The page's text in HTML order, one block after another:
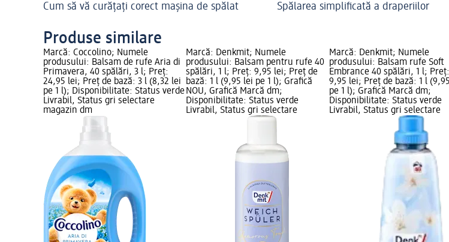
Cum să vă curățați corect mașina de spălat Spălarea simplificată a draperiilor
Produse similare
Marcă: Coccolino; Numele
produsului: Balsam de rufe Aria di
Primavera, 40 spălări, 3 l; Preț:
24,95 lei; Preț de bază: 3 l (8,32 lei
pe 1 l); Disponibilitate: Status verde
Livrabil, Status gri selectare
magazin dm
Marcă: Denkmit; Numele
produsului: Balsam pentru rufe 40
spălări, 1 l; Preț: 9,95 lei; Preț de
bază: 1 l (9,95 lei pe 1 l); Grafică
NOU, Grafică Marcă dm;
Disponibilitate: Status verde
Livrabil, Status gri selectare
Marcă: Denkmit; Numele
produsului: Balsam rufe Soft
Embrance 40 spălări, 1 l; Preț:
9,95 lei; Preț de bază: 1 l
pe 1 l); Grafică Marcă dm;
Disponibilitate: Status verde
Livrabil, Status gri selectare